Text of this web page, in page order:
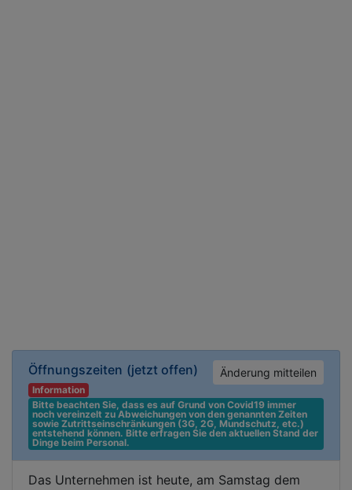
Öffnungszeiten (jetzt offen) Änderung mitteilen
Information
Bitte beachten Sie, dass es auf Grund von Covid19 immer
noch vereinzelt zu Abweichungen von den genannten Zeiten
sowie Zutrittseinschränkungen (3G, 2G, Mundschutz, etc.)
entstehend können. Bitte erfragen Sie den aktuellen Stand der
Dinge beim Personal.
Das Unternehmen ist heute, am Samstag dem